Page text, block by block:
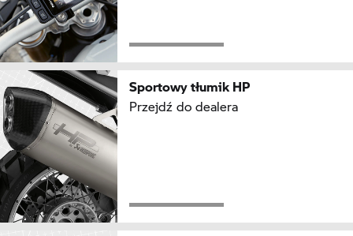
Sportowy tłumik HP
Przejdź do dealera